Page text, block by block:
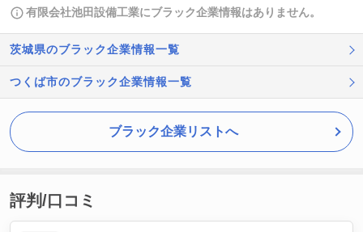
有限会社池田設備工業にブラック企業情報はありません。
茨城県のブラック企業情報一覧
つくば市のブラック企業情報一覧
ブラック企業リストへ
評判/口コミ